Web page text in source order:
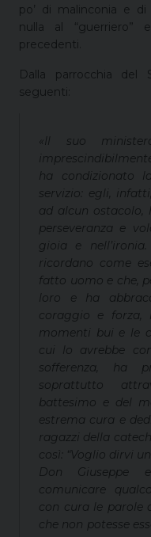
po’ di malinconia e
nulla al “guerriero”
precedenti.
Dalla parrocchia del
seguenti:
«Il suo
ha condizionato
servizio: egli,
ad alcun ostacolo,
perseveranza e
gioia e
ricordano come
fatto uomo e che,
loro e ha
coraggio e forza,
momenti bui e le
cui lo avrebbe
sofferenza, ha
soprattutto
battesimo e del
estrema cura e
ragazzi della
così: “Voglio dirvi un
Don Giuseppe
comunicare
con cura le parole
che non potesse